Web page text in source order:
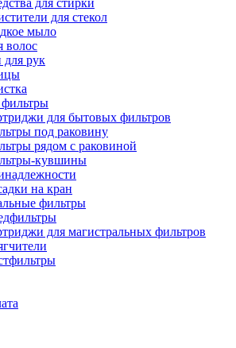
для стирки
для стекол
мыло
волос
рук
для бытовых фильтров
под раковину
рядом с раковиной
кувшины
на кран
фильтры
для магистральных фильтров